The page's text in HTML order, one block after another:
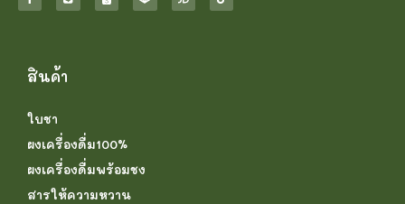
สินค้า
ใบชา
ผงเครื่องดื่ม100%
ผงเครื่องดื่มพร้อมชง
สารให้ความหวาน